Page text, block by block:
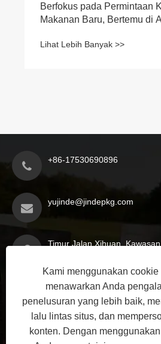
Berfokus pada Permintaan
Makanan Baru, Bertemu di
Lihat Lebih Banyak >>
+86-17530690896
yujinde@jindepkg.com
Timur Jalan Xihuan, Kawasan
Sheqi, Kota Nanyang, Provinsi
Henan, Tiongkok
Hak Cipta © 2025 Nanyang Jinde
Kami menggunakan cookie
menawarkan Anda
penelusuran yang lebih baik,
lalu lintas situs, dan
konten. Dengan